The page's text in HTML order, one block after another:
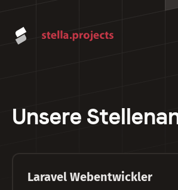
Unsere
Laravel Webentwickler